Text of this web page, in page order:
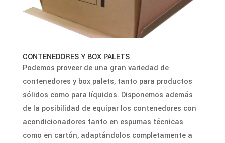
CONTENEDORES Y BOX PALETS
Podemos proveer de una gran variedad de
contenedores y box palets, tanto para productos
sólidos como para líquidos. Disponemos además
de la posibilidad de equipar los contenedores con
acondicionadores tanto en espumas técnicas
como en cartón, adaptándolos completamente a